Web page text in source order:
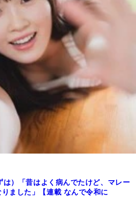
は）「昔はよく病んでたけど、マレー
ました」【連載 なんで令和に